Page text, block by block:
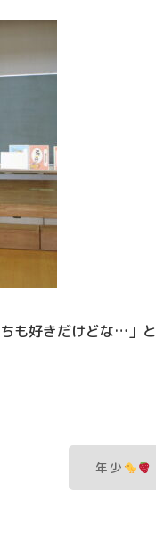
も好きだけどな…」と
年少